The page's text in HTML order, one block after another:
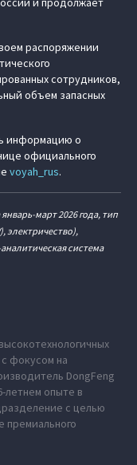
распоряжении
сотрудников,
объем запасных
информацию о
официального
voyah_rus.
март 2026 года, тип
электричество),
система
фокусом на
DongFeng
летнем опыте в
с целью
премиального